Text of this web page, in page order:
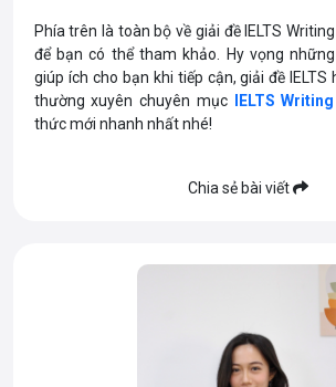
Phía trên là toàn bộ về giải đề IELTS
để bạn có thể tham khảo. Hy vọng
giúp ích cho bạn khi tiếp cận, giải đề IELTS
thường xuyên chuyên mục
IELTS Writing
thức mới nhanh nhất nhé!
Chia sẻ bài viết